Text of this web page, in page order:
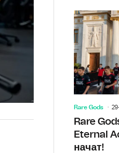
Rare Gods
Rare
Eternal
начат!